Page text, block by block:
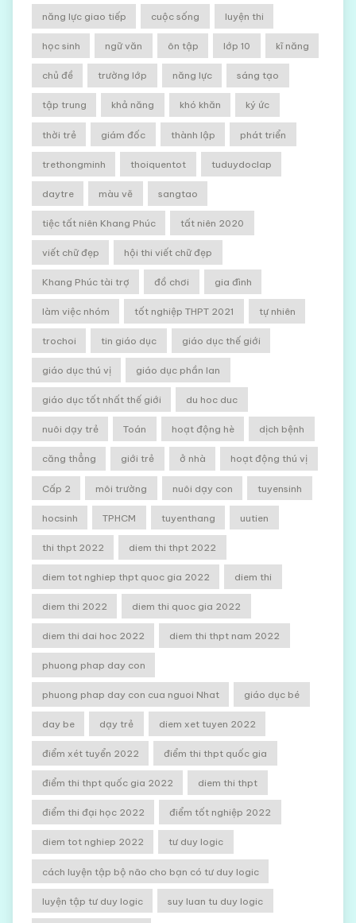
năng lực giao tiếp cuộc sống luyện thi
học sinh ngữ văn ôn tập lớp 10 kĩ năng
chủ đề trường lớp năng lực sáng tạo
tập trung khả năng khó khăn ký ức
thời trẻ giám đốc thành lập phát triển
trethongminh thoiquentot tuduydoclap
daytre màu vẽ sangtao
tiệc tất niên Khang Phúc tất niên 2020
viết chữ đẹp hội thi viết chữ đẹp
Khang Phúc tài trợ đồ chơi gia đình
làm việc nhóm tốt nghiệp THPT 2021 tự nhiên
trochoi tin giáo dục giáo dục thế giới
giáo dục thú vị giáo dục phần lan
giáo dục tốt nhất thế giới du hoc duc
nuôi dạy trẻ Toán hoạt động hè dịch bệnh
căng thẳng giới trẻ ở nhà hoạt động thú vị
Cấp 2 môi trường nuôi dạy con tuyensinh
hocsinh TPHCM tuyenthang uutien
thi thpt 2022 diem thi thpt 2022
diem tot nghiep thpt quoc gia 2022 diem thi
diem thi 2022 diem thi quoc gia 2022
diem thi dai hoc 2022 diem thi thpt nam 2022
phuong phap day con
phuong phap day con cua nguoi Nhat giáo dục bé
day be dạy trẻ diem xet tuyen 2022
điểm xét tuyển 2022 điểm thi thpt quốc gia
điểm thi thpt quốc gia 2022 diem thi thpt
điểm thi đại học 2022 điểm tốt nghiệp 2022
diem tot nghiep 2022 tư duy logic
cách luyện tập bộ não cho bạn có tư duy logic
luyện tập tư duy logic suy luan tu duy logic